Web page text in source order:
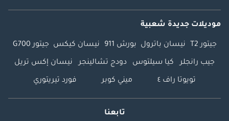
موديلات جديدة شعبية
جيتور T2 نيسان باترول بورش 911 نيسان كيكس جيتور G700
جيب رانجلر كيا سيلتوس دودج تشالينجر نيسان إكس تريل
تويوتا راف ٤ ميني كوبر فورد تيريتوري
تابعنا